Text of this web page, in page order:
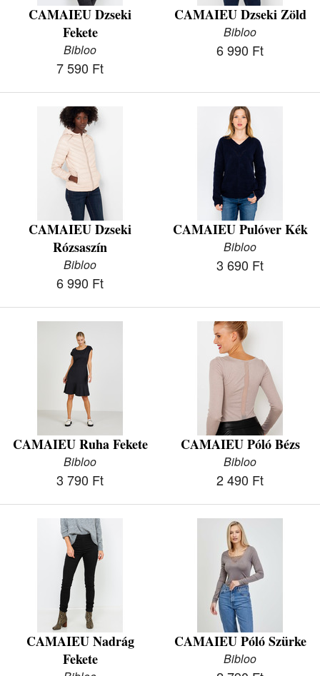
CAMAIEU Dzseki
Fekete
Bibloo
7 590 Ft
CAMAIEU Dzseki Zöld
Bibloo
6 990 Ft
CAMAIEU Dzseki
Rózsaszín
Bibloo
6 990 Ft
CAMAIEU Pulóver Kék
Bibloo
3 690 Ft
CAMAIEU Ruha Fekete
Bibloo
3 790 Ft
CAMAIEU Póló Bézs
Bibloo
2 490 Ft
CAMAIEU Nadrág
Fekete
CAMAIEU Póló Szürke
Bibloo